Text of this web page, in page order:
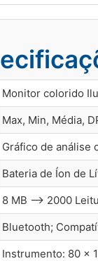
Monitor colorido
Max, Min, Média,
Gráfico de análise
Bateria de Íon de
8 MB –> 2000
Bluetooth;
Instrumento: 80 x